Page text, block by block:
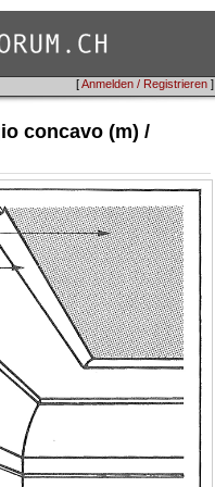
[Anmelden / Registrieren ]
concavo (m) /